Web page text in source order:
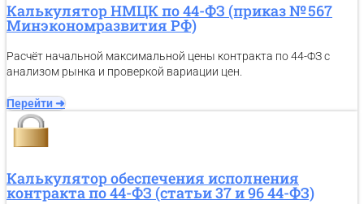
Калькулятор НМЦК по 44-ФЗ (приказ № 567
Минэкономразвития РФ)
Расчёт начальной максимальной цены контракта по 44-ФЗ с
анализом рынка и проверкой вариации цен.
Перейти ➜
Калькулятор обеспечения исполнения
контракта по 44-ФЗ (статьи 37 и 96 44-ФЗ)